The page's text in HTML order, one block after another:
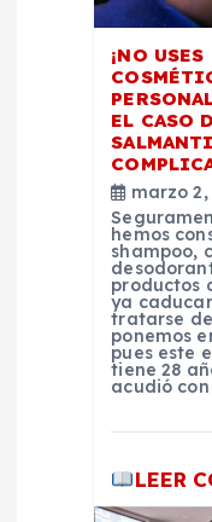
¡NO
EL CASO
marzo 2,
hemos
shampoo,
productos
ya
tratarse
ponemos
pues este
tiene 28
acudió
LEER